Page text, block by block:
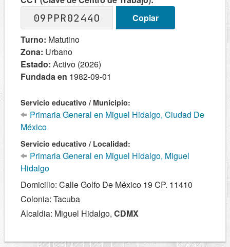
09PPR0244O
Copiar
Turno: Matutino
Zona: Urbano
Estado: Activo (2026)
Fundada en 1982-09-01
Servicio educativo / Municipio:
Primaria General en Miguel Hidalgo, Ciudad De
México
Servicio educativo / Localidad:
Primaria General en Miguel Hidalgo, Miguel
Hidalgo
Domicilio: Calle Golfo De México 19 CP. 11410
Colonia: Tacuba
Alcaldia: Miguel Hidalgo, CDMX